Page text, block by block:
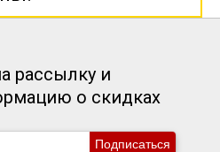
рассылку и
о скидках
Подписаться